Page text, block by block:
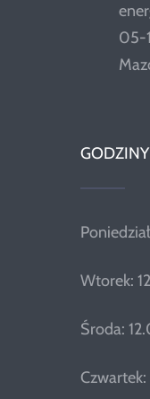
05-
Wtorek:
Środa: